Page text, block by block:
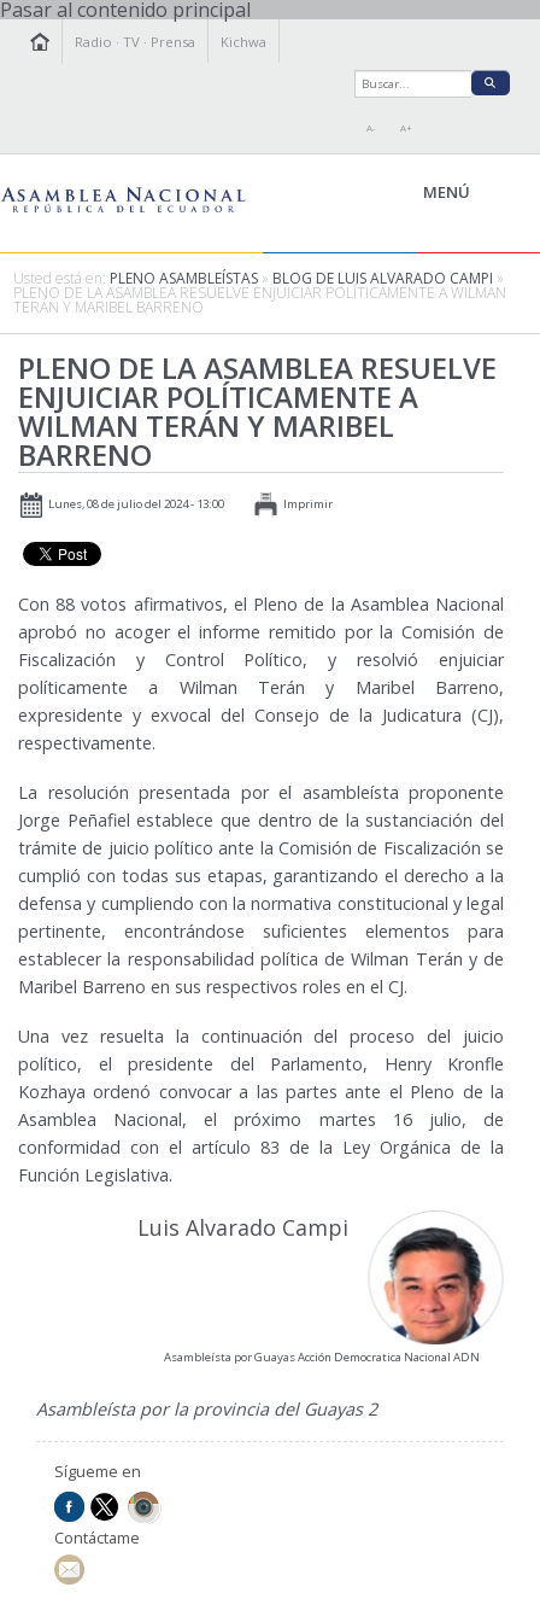
Pasar al contenido principal
Radio ·TV · Prensa Kichwa
A- A+
MENÚ
LEGISLAMOS
FISCALIZAMOS
TRANSPARENCIA
PRENSA
PARTICIPACIÓN
RELACIONES INTERNACIONALES
AGENDA
Usted está en: PLENO ASAMBLEÍSTAS » BLOG DE LUIS ALVARADO CAMPI »
PLENO DE LA ASAMBLEA RESUELVE ENJUICIAR POLÍTICAMENTE A WILMAN
TERÁN Y MARIBEL BARRENO
PLENO DE LA ASAMBLEA RESUELVE
ENJUICIAR POLÍTICAMENTE A
WILMAN TERÁN Y MARIBEL
BARRENO
Lunes, 08 de julio del 2024 - 13:00 Imprimir
Con 88 votos afirmativos, el Pleno de la Asamblea Nacional
aprobó no acoger el informe remitido por la Comisión de
Fiscalización y Control Político, y resolvió enjuiciar
políticamente a Wilman Terán y Maribel Barreno,
expresidente y exvocal del Consejo de la Judicatura (CJ),
respectivamente.
La resolución presentada por el asambleísta proponente
Jorge Peñafiel establece que dentro de la sustanciación del
trámite de juicio político ante la Comisión de Fiscalización se
cumplió con todas sus etapas, garantizando el derecho a la
defensa y cumpliendo con la normativa constitucional y legal
pertinente, encontrándose suficientes elementos para
establecer la responsabilidad política de Wilman Terán y de
Maribel Barreno en sus respectivos roles en el CJ.
Una vez resuelta la continuación del proceso del juicio
político, el presidente del Parlamento, Henry Kronfle
Kozhaya ordenó convocar a las partes ante el Pleno de la
Asamblea Nacional, el próximo martes 16 julio, de
conformidad con el artículo 83 de la Ley Orgánica de la
Función Legislativa.
Luis Alvarado Campi
Asambleísta por Guayas Acción Democratica Nacional ADN
Asambleísta por la provincia del Guayas 2
Sígueme en
Contáctame